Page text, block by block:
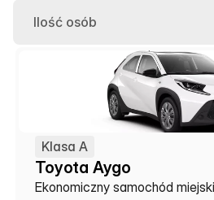
Ilość osób
Klasa A
Toyota Aygo
Ekonomiczny samochód